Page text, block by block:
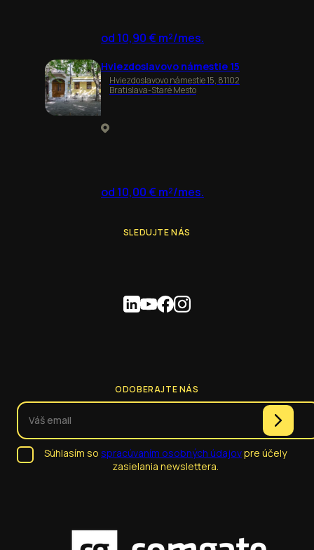
od 10,90 € m²/mes.
Hviezdoslavovo námestie 15
Hviezdoslavovo námestie 15, 81102
Bratislava-Staré Mesto
od 10,00 € m²/mes.
SLEDUJTE NÁS
ODOBERAJTE NÁS
Súhlasím so spracúvaním osobných údajovpre účely
zasielania newslettera.